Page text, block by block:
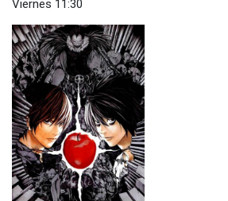
Viernes 11:30